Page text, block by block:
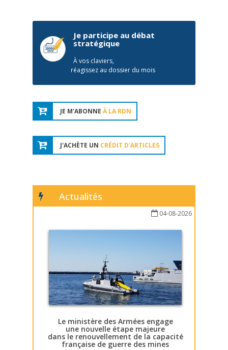
Je participe au débat
stratégique
À vos claviers,
réagissez au dossier du mois
JE M'ABONNE À LA RDN
J'ACHÈTE UN CRÉDIT D'ARTICLES
Actualités
04-08-2026
Le ministère des Armées engage
une nouvelle étape majeure
dans le renouvellement de la capacité
française de guerre des mines